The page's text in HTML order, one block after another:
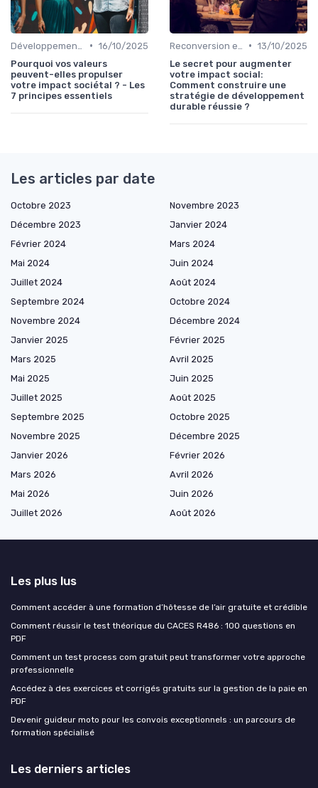
• 16/10/2025
Pourquoi vos valeurs
peuvent-elles propulser
votre impact sociétal ? - Les
7 principes essentiels
• 13/10/2025
Le secret pour augmenter
votre impact social:
Comment construire une
stratégie de développement
durable réussie ?
Les articles par date
Octobre 2023
Novembre 2023
Décembre 2023
Janvier 2024
Février 2024
Mars 2024
Mai 2024
Juin 2024
Juillet 2024
Août 2024
Septembre 2024
Octobre 2024
Novembre 2024
Décembre 2024
Janvier 2025
Février 2025
Mars 2025
Avril 2025
Mai 2025
Juin 2025
Juillet 2025
Août 2025
Septembre 2025
Octobre 2025
Novembre 2025
Décembre 2025
Janvier 2026
Février 2026
Mars 2026
Avril 2026
Mai 2026
Juin 2026
Juillet 2026
Août 2026
Les plus lus
Comment accéder à une formation d’hôtesse de l’air gratuite et crédible
Comment réussir le test théorique du CACES R486 : 100 questions en
PDF
Comment un test process com gratuit peut transformer votre approche
professionnelle
Accédez à des exercices et corrigés gratuits sur la gestion de la paie en
PDF
Devenir guideur moto pour les convois exceptionnels : un parcours de
formation spécialisé
Les derniers articles